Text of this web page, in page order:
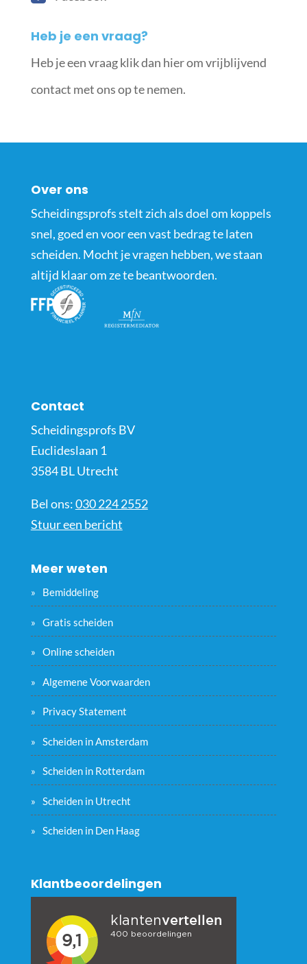
Heb je een vraag?
Heb je een vraag klik dan hier om vrijblijvend
contact met ons op te nemen.
Over ons
Scheidingsprofs stelt zich als doel om koppels
snel, goed en voor een vast bedrag te laten
scheiden. Mocht je vragen hebben, we staan
altijd klaar om ze te beantwoorden.
Contact
Scheidingsprofs BV
Euclideslaan 1
3584 BL Utrecht
Bel ons:030 224 2552
Stuur een bericht
Meer weten
Bemiddeling
Gratis scheiden
Online scheiden
Algemene Voorwaarden
Privacy Statement
Scheiden in Amsterdam
Scheiden in Rotterdam
Scheiden in Utrecht
Scheiden in Den Haag
Klantbeoordelingen